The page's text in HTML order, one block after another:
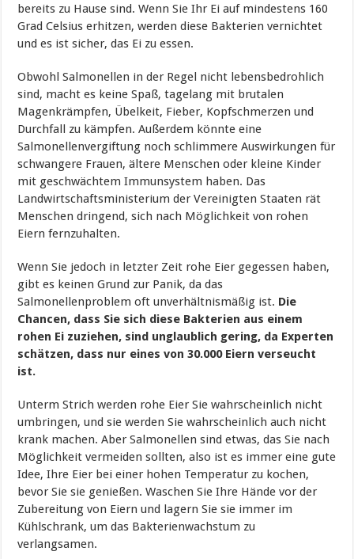
bereits zu Hause sind. Wenn Sie Ihr Ei auf mindestens 160
Grad Celsius erhitzen, werden diese Bakterien vernichtet
und es ist sicher, das Ei zu essen.
Obwohl Salmonellen in der Regel nicht lebensbedrohlich
sind, macht es keine Spaß, tagelang mit brutalen
Magenkrämpfen, Übelkeit, Fieber, Kopfschmerzen und
Durchfall zu kämpfen. Außerdem könnte eine
Salmonellenvergiftung noch schlimmere Auswirkungen für
schwangere Frauen, ältere Menschen oder kleine Kinder
mit geschwächtem Immunsystem haben. Das
Landwirtschaftsministerium der Vereinigten Staaten rät
Menschen dringend, sich nach Möglichkeit von rohen
Eiern fernzuhalten.
Wenn Sie jedoch in letzter Zeit rohe Eier gegessen haben,
gibt es keinen Grund zur Panik, da das
Salmonellenproblem oft unverhältnismäßig ist. Die
Chancen, dass Sie sich diese Bakterien aus einem
rohen Ei zuziehen, sind unglaublich gering, da Experten
schätzen, dass nur eines von 30.000 Eiern verseucht
ist.
Unterm Strich werden rohe Eier Sie wahrscheinlich nicht
umbringen, und sie werden Sie wahrscheinlich auch nicht
krank machen. Aber Salmonellen sind etwas, das Sie nach
Möglichkeit vermeiden sollten, also ist es immer eine gute
Idee, Ihre Eier bei einer hohen Temperatur zu kochen,
bevor Sie sie genießen. Waschen Sie Ihre Hände vor der
Zubereitung von Eiern und lagern Sie sie immer im
Kühlschrank, um das Bakterienwachstum zu
verlangsamen.